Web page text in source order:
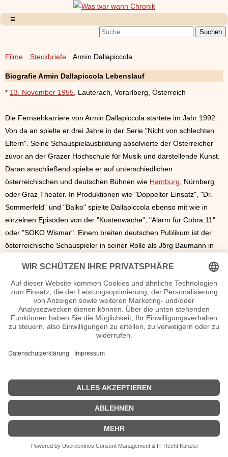
Filme Steckbriefe Armin Dallapiccola
Biografie Armin Dallapiccola Lebenslauf
* 13. November 1955, Lauterach, Vorarlberg, Österreich
Die Fernsehkarriere von Armin Dallapiccola startete im Jahr 1992.
Von da an spielte er drei Jahre in der Serie "Nicht von schlechten
Eltern". Seine Schauspielausbildung absolvierte der Österreicher
zuvor an der Grazer Hochschule für Musik und darstellende Kunst.
Daran anschließend spielte er auf unterschiedlichen
österreichischen und deutschen Bühnen wie Hamburg, Nürnberg
oder Graz Theater. In Produktionen wie "Doppelter Einsatz", "Dr.
Sommerfeld" und "Balko" spielte Dallapiccola ebenso mit wie in
einzelnen Episoden von der "Küstenwache", "Alarm für Cobra 11"
oder "SOKO Wismar". Einem breiten deutschen Publikum ist der
österreichische Schauspieler in seiner Rolle als Jörg Baumann in
2001 und 2002 als auch 2003und2004mit. 2006und
spielte
er in der RTL-Soap "Alles was zählt" den cholerischen
Ordnungsfanatiker Dieter Sommer. Dallapiccola spielt heute sowohl
Fernseh- und Filmrollen als auch auf der Theaterbühne.
Armin Dallapiccola Seiten, Kurzbio, Familie, verheiratet, Herkunft
n.n.v. - Die offizielle Armin Dallapiccola Homepage / Facebook / X /
Movies Armin Dallapiccola Filme
| © 2013–2023 was-war-wann.de. Alle Rechte vorbehalten. |